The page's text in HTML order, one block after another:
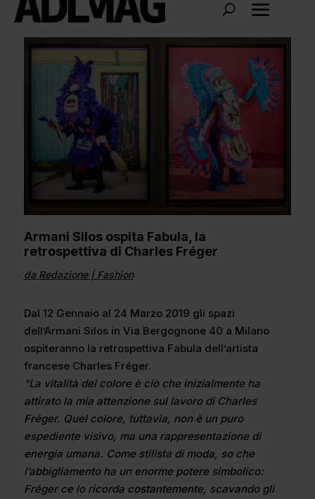
Armani Silos ospita Fabula, la
retrospettiva di Charles Fréger
da Redazione| Fashion
Dal 12 Gennaio al 24 Marzo 2019 gli spazi
dell’Armani Silos in Via Bergognone 40 a Milano
ospiteranno la retrospettiva Fabula dell’artista
francese Charles Fréger.
“La vitalità del colore è ciò che inizialmente ha
attirato la mia attenzione sul lavoro di Charles
Fréger. Quel colore, tuttavia, non è un puro
espediente visivo, ma una rappresentazione di
energia umana. Come stilista di moda, so che
l’abbigliamento ha un enorme potere simbolico:
Fréger ce lo ricorda costantemente, scavando gli